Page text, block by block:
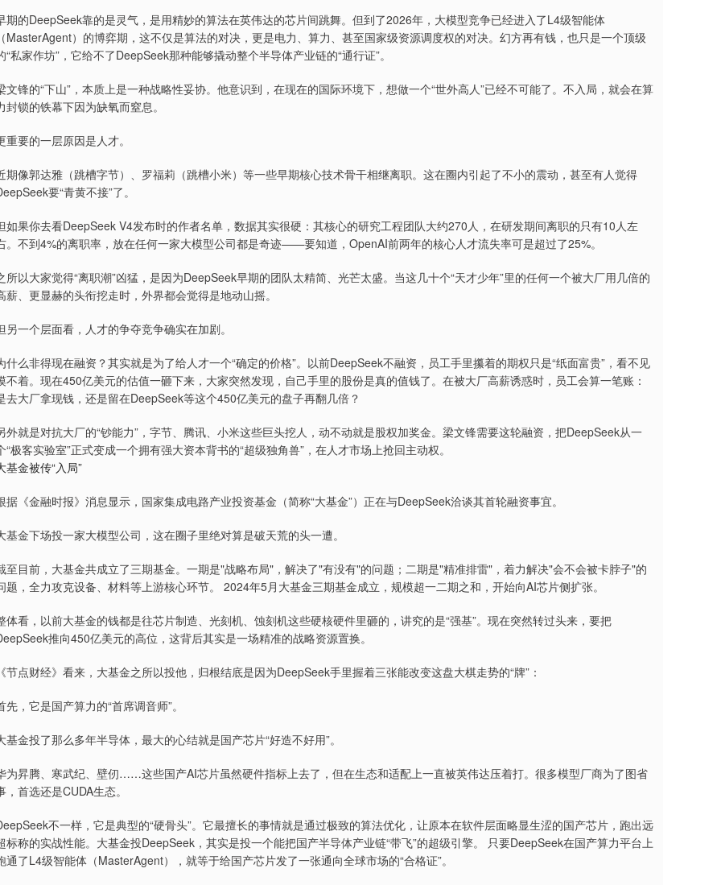
期的DeepSeek靠的是灵气，是用精妙的算法在英伟达的芯片间跳舞。但到了2026年，大模型竞争已经进入了L4级智能体
MasterAgent）的博弈期，这不仅是算法的对决，更是电力、算力、甚至国家级资源调度权的对决。幻方再有钱，也只是一个顶级
“私家作坊”，它给不了DeepSeek那种能够撬动整个半导体产业链的“通行证”。
文锋的“下山”，本质上是一种战略性妥协。他意识到，在现在的国际环境下，想做一个“世外高人”已经不可能了。不入局，就会在算
封锁的铁幕下因为缺氧而窒息。
重要的一层原因是人才。
期像郭达雅（跳槽字节）、罗福莉（跳槽小米）等一些早期核心技术骨干相继离职。这在圈内引起了不小的震动，甚至有人觉得
要“青黄不接”了。
如果你去看DeepSeek V4发布时的作者名单，数据其实很硬：其核心的研究工程团队大约270人，在研发期间离职的只有10人左
。不到4%的离职率，放在任何一家大模型公司都是奇迹——要知道，OpenAI前两年的核心人才流失率可是超过了25%。
所以大家觉得“离职潮”凶猛，是因为DeepSeek早期的团队太精简、光芒太盛。当这几十个“天才少年”里的任何一个被大厂用几倍的
薪、更显赫的头衔挖走时，外界都会觉得是地动山摇。
另一个层面看，人才的争夺竞争确实在加剧。
什么非得现在融资？其实就是为了给人才一个“确定的价格”。以前DeepSeek不融资，员工手里攥着的期权只是“纸面富贵”，看不见
不着。现在450亿美元的估值一砸下来，大家突然发现，自己手里的股份是真的值钱了。在被大厂高薪诱惑时，员工会算一笔账：
去大厂拿现钱，还是留在DeepSeek等这个450亿美元的盘子再翻几倍？
外就是对抗大厂的“钞能力”，字节、腾讯、小米这些巨头挖人，动不动就是股权加奖金。梁文锋需要这轮融资，把DeepSeek从一
“极客实验室”正式变成一个拥有强大资本背书的“超级独角兽”，在人才市场上抢回主动权。
基金被传“入局”
据《金融时报》消息显示，国家集成电路产业投资基金（简称“大基金”）正在与DeepSeek洽谈其首轮融资事宜。
基金下场投一家大模型公司，这在圈子里绝对算是破天荒的头一遭。
至目前，大基金共成立了三期基金。一期是"战略布局"，解决了"有没有"的问题；二期是"精准排雷"，着力解决"会不会被卡脖子"的
题，全力攻克设备、材料等上游核心环节。 2024年5月大基金三期基金成立，规模超一二期之和，开始向AI芯片侧扩张。
体看，以前大基金的钱都是往芯片制造、光刻机、蚀刻机这些硬核硬件里砸的，讲究的是“强基”。现在突然转过头来，要把
推向450亿美元的高位，这背后其实是一场精准的战略资源置换。
节点财经》看来，大基金之所以投他，归根结底是因为DeepSeek手里握着三张能改变这盘大棋走势的“牌”：
先，它是国产算力的“首席调音师”。
基金投了那么多年半导体，最大的心结就是国产芯片“好造不好用”。
为昇腾、寒武纪、壁仞……这些国产AI芯片虽然硬件指标上去了，但在生态和适配上一直被英伟达压着打。很多模型厂商为了图省
，首选还是CUDA生态。
不一样，它是典型的“硬骨头”。它最擅长的事情就是通过极致的算法优化，让原本在软件层面略显生涩的国产芯片，跑出远
标称的实战性能。大基金投DeepSeek，其实是投一个能把国产半导体产业链“带飞”的超级引擎。 只要DeepSeek在国产算力平台上
通了L4级智能体（MasterAgent），就等于给国产芯片发了一张通向全球市场的“合格证”。